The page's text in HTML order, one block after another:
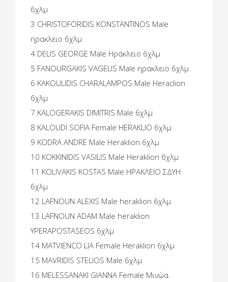
6χλμ
3 CHRISTOFORIDIS KONSTANTINOS Male
ηρακλειο 6χλμ
4 DELIS GEORGE Male Ηρακλειο 6χλμ
5 FANOURGAKIS VAGELIS Male ηρακλειο 6χλμ
6 KAKOULIDIS CHARALAMPOS Male Heraclion
6χλμ
7 KALOGERAKIS DIMITRIS Male 6χλμ
8 KALOUDI SOFIA Female HERAKLIO 6χλμ
9 KODRA ANDRE Male Heraklion 6χλμ
10 KOKKINIDIS VASILIS Male Heraklion 6χλμ
11 KOLIVAKIS KOSTAS Male ΗΡΑΚΛΕΙΟ ΣΔΥΗ
6χλμ
12 LAFNOUN ALEXIS Male heraklion 6χλμ
13 LAFNOUN ADAM Male heraklion
YPERAPOSTASEOS 6χλμ
14 MATVIENCO LIA Female Heraklion 6χλμ
15 MAVRIDIS STELIOS Male 6χλμ
16 MELESSANAKI GIANNA Female Μινώα